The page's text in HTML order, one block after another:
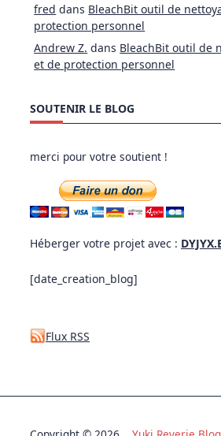
fred dans BleachBit outil de
protection personnel
Andrew Z. dans BleachBit outil de
et de protection personnel
SOUTENIR LE BLOG
merci pour votre soutient !
Héberger votre projet avec :
[date_creation_blog]
Flux RSS